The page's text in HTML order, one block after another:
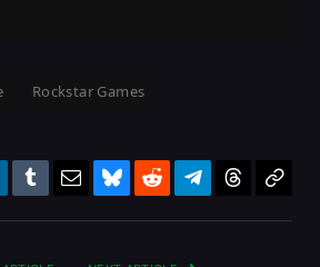
Rockstar Games
TumblrEmailBlueskyRedditTelegramThreadsCopy